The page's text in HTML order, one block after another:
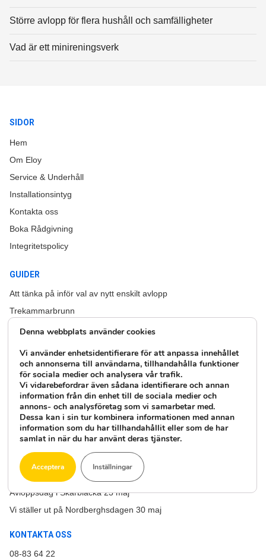
Större avlopp för flera hushåll och samfälligheter
Vad är ett minireningsverk
SIDOR
Hem
Om Eloy
Service & Underhåll
Installationsintyg
Kontakta oss
Boka Rådgivning
Integritetspolicy
GUIDER
Att tänka på inför val av nytt enskilt avlopp
Trekammarbrunn
Större avlopp för flera hushåll och samfälligheter
Övergödning
SENASTE NYHETERNA
Vårmarknad i Mariannelund!
Stor skogsmässa på Bolmsö, Ljungby!
Avloppskväll i Närkesberg!
Välkommen nya Oxyfix R-90!
Avloppsdag i Rimbo 23 maj
Avloppsdag i Skärblacka 23 maj
Vi ställer ut på Nordberghsdagen 30 maj
KONTAKTA OSS
08-83 64 22
Denna webbplats använder cookies
Vi använder enhetsidentifierare för att anpassa innehållet
och annonserna till användarna, tillhandahålla funktioner
för sociala medier och analysera vår trafik.
Vi vidarebefordrar även sådana identifierare och annan
information från din enhet till de sociala medier och
annons- och analysföretag som vi samarbetar med.
Dessa kan i sin tur kombinera informationen med annan
information som du har tillhandahållit eller som de har
samlat in när du har använt deras tjänster.
Acceptera Inställningar